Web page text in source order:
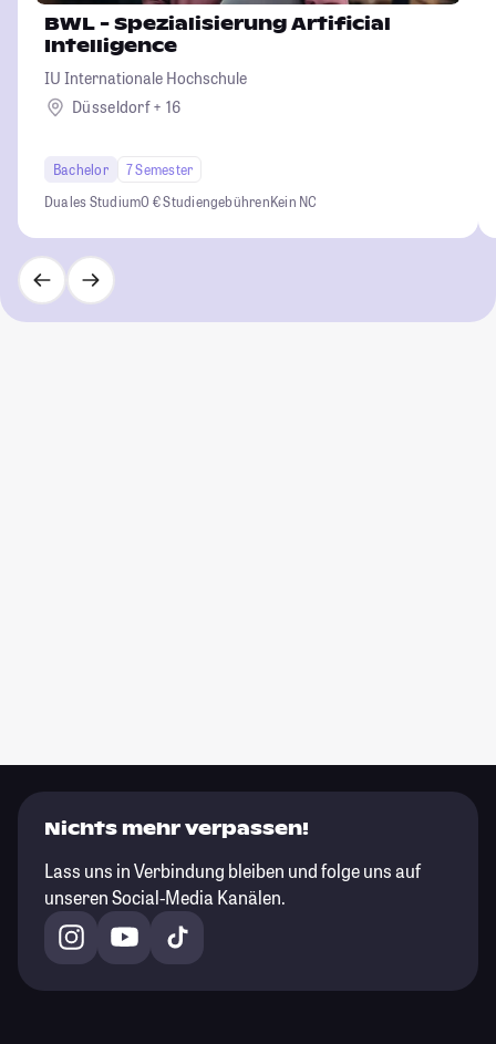
BWL - Spezialisierung Artificial
Intelligence
IU Internationale Hochschule
Düsseldorf + 16
Bachelor
7 Semester
Duales Studium0 € StudiengebührenKein NC
Nichts mehr verpassen!
Lass uns in Verbindung bleiben und folge uns auf
unseren Social-Media Kanälen.